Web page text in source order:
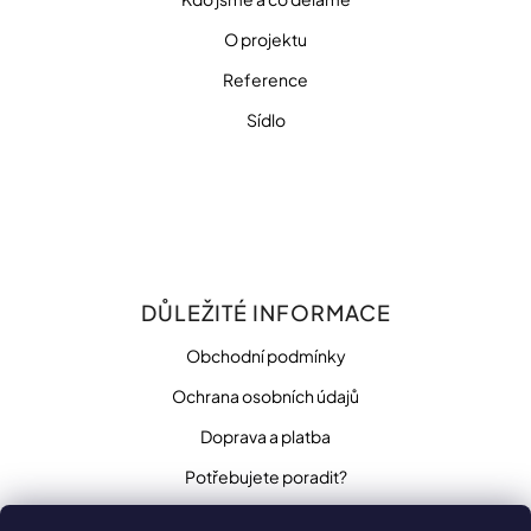
O projektu
Reference
Sídlo
DŮLEŽITÉ INFORMACE
Obchodní podmínky
Ochrana osobních údajů
Doprava a platba
Potřebujete poradit?